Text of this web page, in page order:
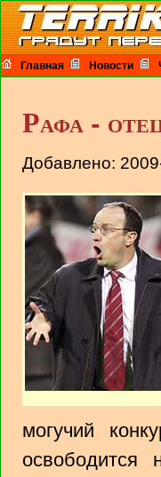
Главная Новости
Рафа -
Добавлено:
могучий
освободится